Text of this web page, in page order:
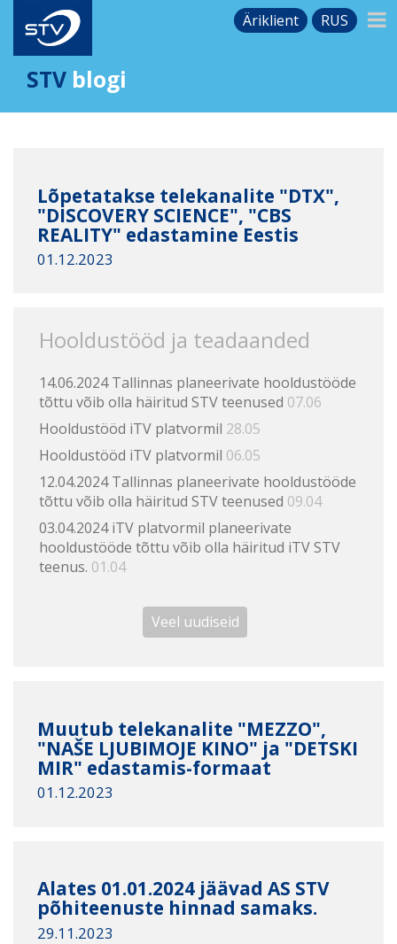
Äriklient RUS
STV blogi
Lõpetatakse telekanalite "DTX",
"DISCOVERY SCIENCE", "CBS
REALITY" edastamine Eestis
01.12.2023
Hooldustööd ja teadaanded
14.06.2024 Tallinnas planeerivate hooldustööde
tõttu võib olla häiritud STV teenused 07.06
Hooldustööd iTV platvormil 28.05
Hooldustööd iTV platvormil 06.05
12.04.2024 Tallinnas planeerivate hooldustööde
tõttu võib olla häiritud STV teenused 09.04
03.04.2024 iTV platvormil planeerivate
hooldustööde tõttu võib olla häiritud iTV STV
teenus. 01.04
Veel uudiseid
Muutub telekanalite "MEZZO",
"NAŠE LJUBIMOJE KINO" ja "DETSKI
MIR" edastamis-formaat
01.12.2023
Alates 01.01.2024 jäävad AS STV
põhiteenuste hinnad samaks.
29.11.2023